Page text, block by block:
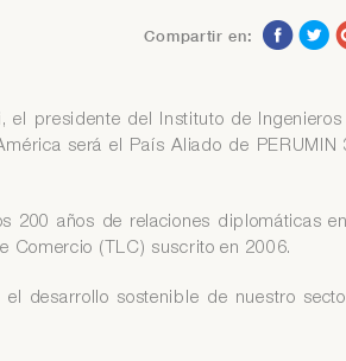
Compartir en:
el presidente del Instituto de Ingenieros
será el País Aliado de PERUMIN
200 años de relaciones diplomáticas
Comercio (TLC) suscrito en 2006.
desarrollo sostenible de nuestro